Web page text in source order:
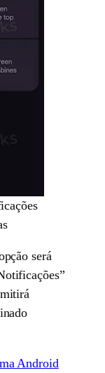
será
Android